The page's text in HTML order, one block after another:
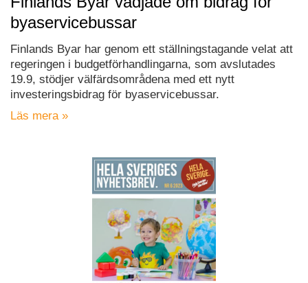
byaservicebussar
Finlands Byar har genom ett ställningstagande velat att
regeringen i budgetförhandlingarna, som avslutades
19.9, stödjer välfärdsområdena med ett nytt
investeringsbidrag för byaservicebussar.
Läs mera »